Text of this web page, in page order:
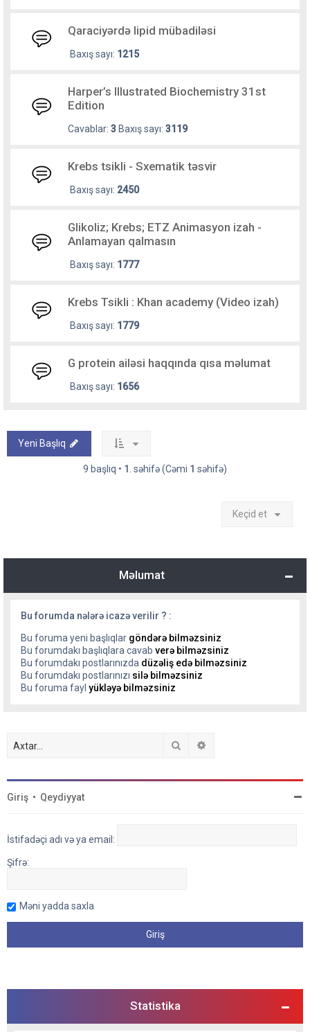
Qaraciyərdə lipid mübadiləsi
Baxış sayı: 1215
Harper’s Illustrated Biochemistry 31st
Edition
Cavablar: 3 Baxış sayı: 3119
Krebs tsikli - Sxematik təsvir
Baxış sayı: 2450
Glikoliz; Krebs; ETZ Animasyon izah -
Anlamayan qalmasın
Baxış sayı: 1777
Krebs Tsikli : Khan academy (Video izah)
Baxış sayı: 1779
G protein ailəsi haqqında qısa məlumat
Baxış sayı: 1656
Yeni Başlıq
9 başlıq • 1 . səhifə (Cəmi 1 səhifə)
Keçid et
Məlumat
Bu forumda nələrə icazə verilir ? :
Bu foruma yeni başlıqlar göndərə bilməzsiniz
Bu forumdakı başlıqlara cavab verə bilməzsiniz
Bu forumdakı postlarınızda düzəliş edə bilməzsiniz
Bu forumdakı postlarınızı silə bilməzsiniz
Bu foruma fayl yükləyə bilməzsiniz
Axtar
Giriş • Qeydiyyat
İstifadəçi adı və ya email:
Şifrə:
Məni yadda saxla
Statistika